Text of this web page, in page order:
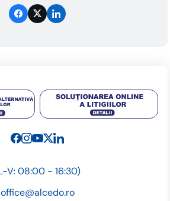
V: 08:00 - 16:30)
office@alcedo.ro